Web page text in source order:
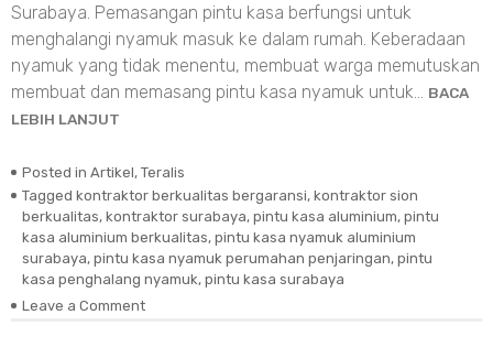
Surabaya. Pemasangan pintu kasa berfungsi untuk
menghalangi nyamuk masuk ke dalam rumah. Keberadaan
nyamuk yang tidak menentu, membuat warga memutuskan
membuat dan memasang pintu kasa nyamuk untuk… BACA
LEBIH LANJUT
Posted in Artikel, Teralis
Tagged kontraktor berkualitas bergaransi, kontraktor sion
berkualitas, kontraktor surabaya, pintu kasa aluminium, pintu
kasa aluminium berkualitas, pintu kasa nyamuk aluminium
surabaya, pintu kasa nyamuk perumahan penjaringan, pintu
kasa penghalang nyamuk, pintu kasa surabaya
Leave a Comment